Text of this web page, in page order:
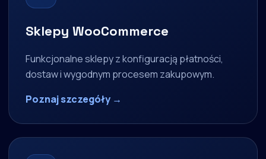
Sklepy WooCommerce
Funkcjonalne sklepy z konfiguracją płatności,
dostaw i wygodnym procesem zakupowym.
Poznaj szczegóły →